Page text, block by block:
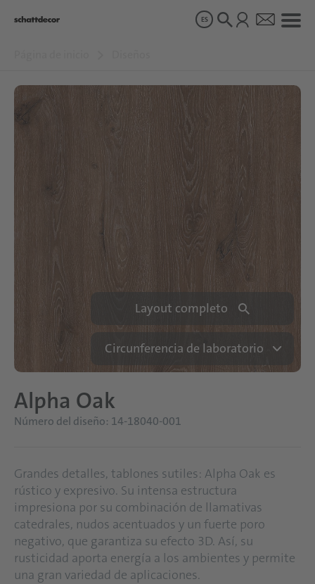
Productos
Sobre nosotros
Sostenibilidad
ES
Layout completo
Circunferencia de laboratorio
Alpha Oak
Número del diseño: 14-18040-001
Grandes detalles, tablones sutiles: Alpha Oak es
rústico y expresivo. Su intensa estructura
impresiona por su combinación de llamativas
catedrales, nudos acentuados y un fuerte poro
negativo, que garantiza su efecto 3D. Así, su
rusticidad aporta energía a los ambientes y permite
una gran variedad de aplicaciones.